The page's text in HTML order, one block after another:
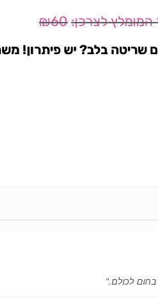
₪60
שריטה בלב? יש פיתרון!
בחום לכולם."